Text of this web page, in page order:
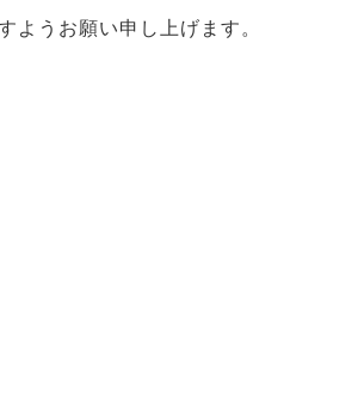
ようお願い申し上げます。